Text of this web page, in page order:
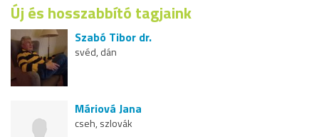
Új és hosszabbító tagjaink
Szabó Tibor dr.
svéd, dán
Máriová Jana
cseh, szlovák